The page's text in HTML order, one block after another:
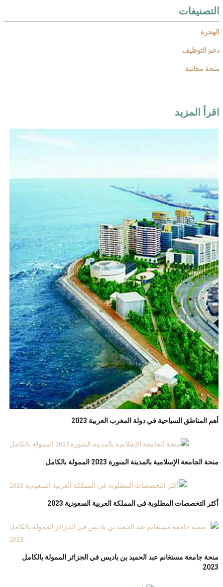
التصنيفات
الهجرة
دعم التوظيف
منحة مجانية
اقرأ المزيد
أهم المناطق السياحية في دولة المغرب العربية 2023
منحة الجامعة الإسلامية بالمدينة المنورة 2023 الممولة بالكامل
أكثر التخصصات المطلوبة في المملكة العربية السعودية 2023
منحة جامعة مستغانم عبد الحميد بن باديس في الجزائر الممولة بالكامل
2023